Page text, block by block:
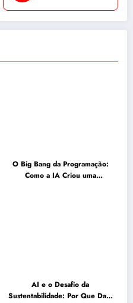
O Big Bang da Programação:
Como a IA Criou uma
AI e o Desafio da
Sustentabilidade: Por Que Data